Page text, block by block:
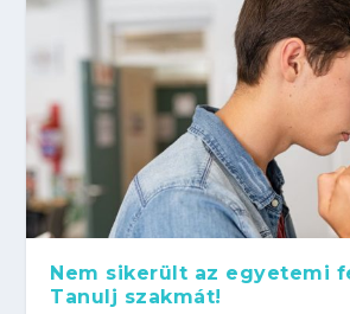
Nem sikerült az egyetemi
Tanulj szakmát!